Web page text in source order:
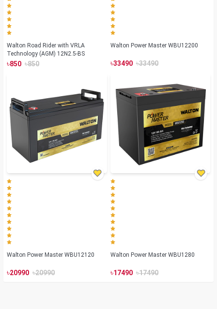
Walton Road Rider with VRLA
Technology (AGM) 12N2.5-BS
৳850 ৳850
Walton Power Master WBU12200
৳33490 ৳33490
Walton Power Master WBU12120
৳20990 ৳20990
Walton Power Master WBU1280
৳17490 ৳17490